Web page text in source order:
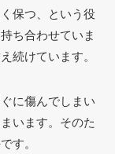
保つ、という役
ち合わせていま
続けています。
に傷んでしまい
います。そのた
す。